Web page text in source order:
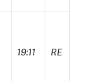
19:11 RE